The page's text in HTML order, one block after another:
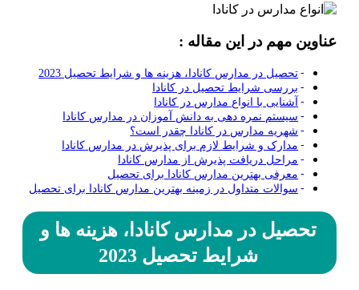
عناوین مهم در این مقاله :
تحصیل در مدارس کانادا، هزینه ها و شرایط تحصیل 2023
بررسی شرایط تحصیل در کانادا
آشنایی با انواع مدارس در کانادا
سیستم نمره دهی به دانش آموزان در مدارس کانادا
شهریه مدارس در کانادا چقدر است؟
مدارک و شرایط لازم برای پذیرش در مدارس کانادا
مراحل دریافت پذیرش از مدارس کانادا
معرفی بهترین مدارس کانادا برای تحصیل
سوالات متداول در زمینه بهترین مدارس کانادا برای تحصیل
تحصیل در مدارس کانادا، هزینه ها و
شرایط تحصیل 2023